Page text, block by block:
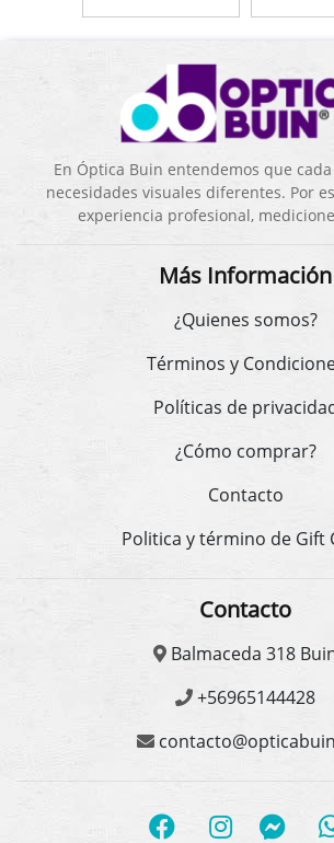
En Óptica Buin entendemos que
necesidades visuales diferentes. Por
experiencia profesional,
Más Información
¿Quienes somos?
Términos y
Políticas de
¿Cómo comprar?
Contacto
Politica y término de Gift
Contacto
Balmaceda 318
+56965144428